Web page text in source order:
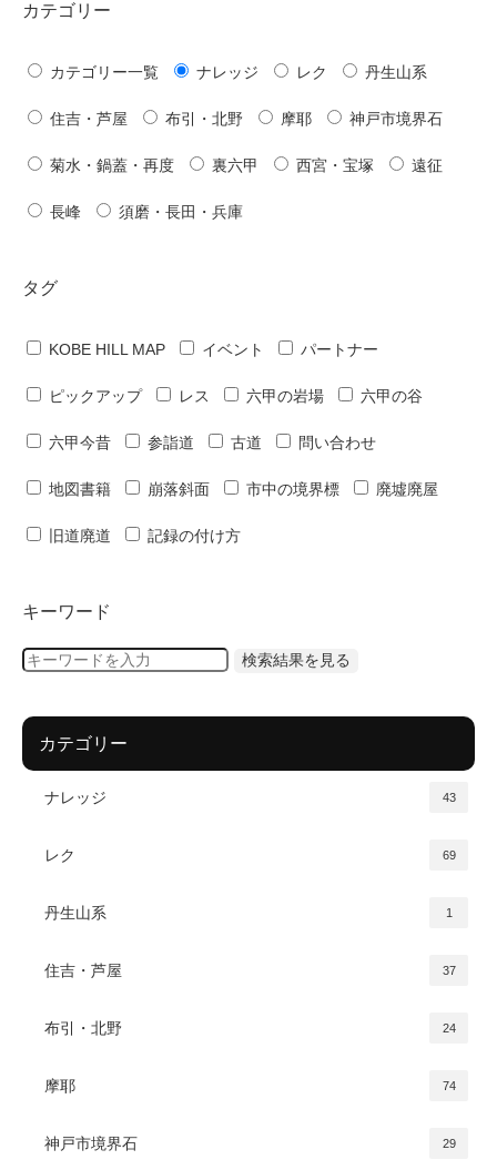
カテゴリー
カテゴリー一覧 ナレッジ レク 丹生山系
住吉・芦屋 布引・北野 摩耶 神戸市境界石
菊水・鍋蓋・再度 裏六甲 西宮・宝塚 遠征
長峰 須磨・長田・兵庫
タグ
KOBE HILL MAP イベント パートナー
ピックアップ レス 六甲の岩場 六甲の谷
六甲今昔 参詣道 古道 問い合わせ
地図書籍 崩落斜面 市中の境界標 廃墟廃屋
旧道廃道 記録の付け方
キーワード
カテゴリー
ナレッジ 43
レク 69
丹生山系 1
住吉・芦屋 37
布引・北野 24
摩耶 74
神戸市境界石 29